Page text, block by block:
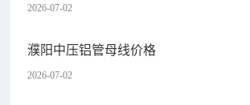
2026-07-02
濮阳中压铝管母线价格
2026-07-02